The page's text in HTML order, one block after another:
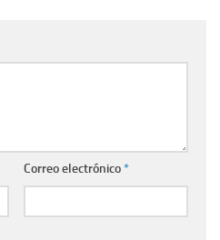
Correo electrónico*